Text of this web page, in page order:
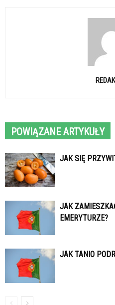
POWIĄZANE ARTYKUŁY
JAK SIĘ
JAK
EMERYTURZE?
JAK TANIO